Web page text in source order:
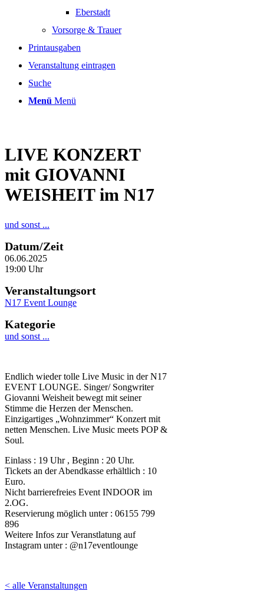
Eberstadt
Vorsorge & Trauer
Printausgaben
Veranstaltung eintragen
Suche
Menü Menü
LIVE KONZERT
mit GIOVANNI
WEISHEIT im N17
und sonst ...
Datum/Zeit
06.06.2025
19:00 Uhr
Veranstaltungsort
N17 Event Lounge
Kategorie
und sonst ...
Endlich wieder tolle Live Music in der N17
EVENT LOUNGE. Singer/ Songwriter
Giovanni Weisheit bewegt mit seiner
Stimme die Herzen der Menschen.
Einzigartiges „Wohnzimmer“ Konzert mit
netten Menschen. Live Music meets POP &
Soul.
Einlass : 19 Uhr , Beginn : 20 Uhr.
Tickets an der Abendkasse erhältlich : 10
Euro.
Nicht barrierefreies Event INDOOR im
2.OG.
Reservierung möglich unter : 06155 799
896
Weitere Infos zur Veranstlatung auf
Instagram unter : @n17eventlounge
< alle Veranstaltungen